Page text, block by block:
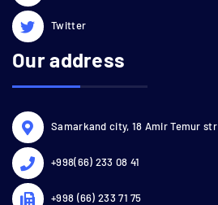
Twitter
Our address
Samarkand city, 18 Amir Temur str
+998(66) 233 08 41
+998 (66) 233 71 75